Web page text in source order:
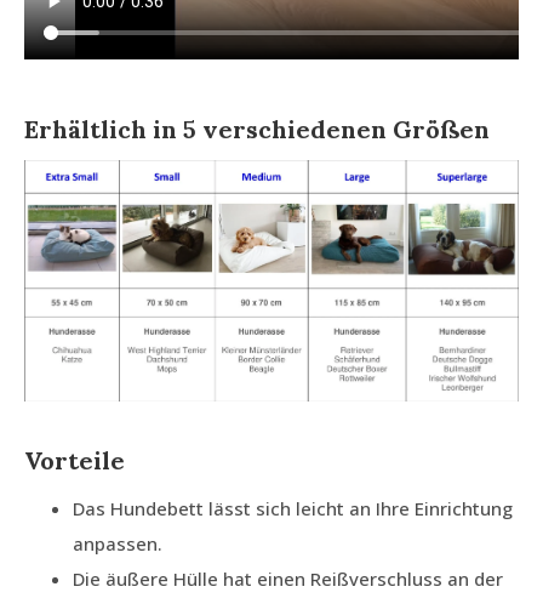
Erhältlich in 5 verschiedenen Größen
Vorteile
Das Hundebett lässt sich leicht an Ihre Einrichtung
anpassen.
Die äußere Hülle hat einen Reißverschluss an der